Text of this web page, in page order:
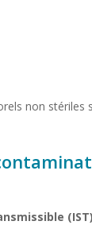
non stériles
(IST)